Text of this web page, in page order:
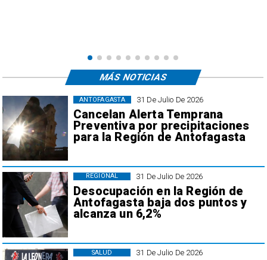
31 De Julio De 2026
Cancelan Alerta Temprana
Preventiva por precipitaciones
para la Región de Antofagasta
ANTOFAGASTA
31 De Julio De 2026
Desocupación en la Región de
Antofagasta baja dos puntos y
alcanza un 6,2%
REGIONAL
31 De Julio De 2026
SALUD
MÁS NOTICIAS